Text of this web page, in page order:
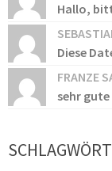
Hallo,
Diese
FRANZE
sehr gute